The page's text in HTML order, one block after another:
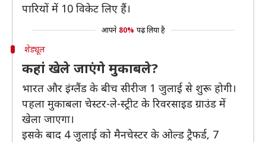
पारियों में 10 विकेट लिए हैं।
आपने 80% पढ़ लिया है
शेड्यूल
कहां खेले जाएंगे मुकाबले?
भारत और इंग्लैंड के बीच सीरीज 1 जुलाई से शुरू होगी।
पहला मुकाबला चेस्टर-ले-स्ट्रीट के रिवरसाइड ग्राउंड में
खेला जाएगा।
इसके बाद 4 जुलाई को मैनचेस्टर के ओल्ड ट्रैफर्ड, 7